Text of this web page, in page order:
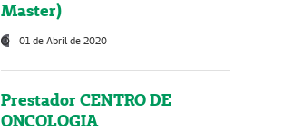
Master)
01 de Abril de 2020
Prestador CENTRO DE
ONCOLOGIA